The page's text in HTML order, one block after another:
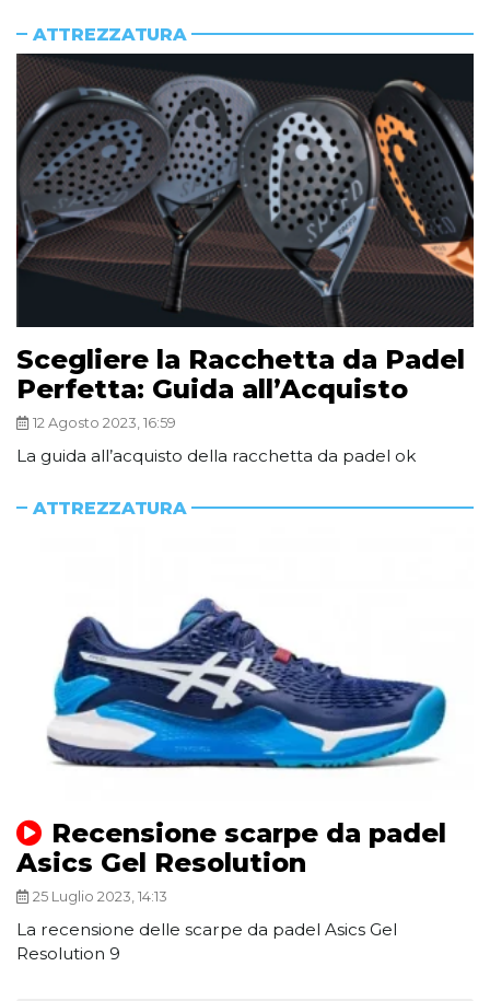
ATTREZZATURA
Scegliere la Racchetta da Padel
Perfetta: Guida all’Acquisto
12 Agosto 2023, 16:59
La guida all’acquisto della racchetta da padel ok
ATTREZZATURA
Recensione scarpe da padel
Asics Gel Resolution
25 Luglio 2023, 14:13
La recensione delle scarpe da padel Asics Gel
Resolution 9